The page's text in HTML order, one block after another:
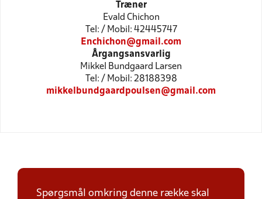
Træner
Evald Chichon
Tel: / Mobil: 42445747
Enchichon@gmail.com
Årgangsansvarlig
Mikkel Bundgaard Larsen
Tel: / Mobil: 28188398
mikkelbundgaardpoulsen@gmail.com
Spørgsmål omkring denne række skal